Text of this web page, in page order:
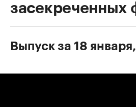
засекреченных
Выпуск за 18